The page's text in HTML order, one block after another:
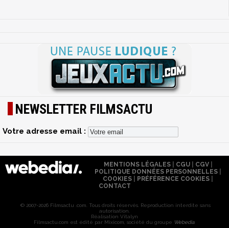
NEWSLETTER FILMSACTU
Votre adresse email :
MENTIONS LÉGALES| CGU| CGV|
POLITIQUE DONNÉES PERSONNELLES
COOKIES
PRÉFÉRENCE COOKIES
CONTACT
© 2007-2026 Filmsactu .com. Tous droits réservés. Reproduction interdite sans
autorisation.
Réalisation Vitalyn
Filmsactu .com est édité par Mixicom, société du groupe Webedia.